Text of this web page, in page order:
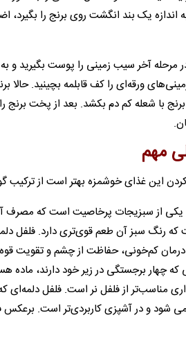
اندازه یک بند انگشت روی برنج را بگیرد،
مرحله آخر سیب زمینی را پوست بگیرید و
با شعله کم دم بکشد. بعد از پخت برنج
مهم
این غذای خوشمزه بهتر است از
یکی از سبزیجات پرخاصیت است که مصرف
که رنگ سبز آن طعم قوی‌تری دارد. فلفل
کم‌خونی، حفاظت از چشم و تقویت
که چهار برجستگی در زیر خود دارند، ماده
مناسب‌تر از فلفل نر است. فلفل
می شود و در آشپزی کاربردی‌تر است.